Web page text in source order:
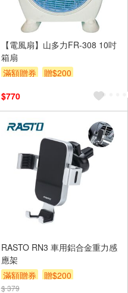
【電風扇】山多力FR-308 10吋
箱扇
滿額贈券
贈$200
$770
RASTO RN3 車用鋁合金重力感
應架
滿額贈券
贈$200
$ 379